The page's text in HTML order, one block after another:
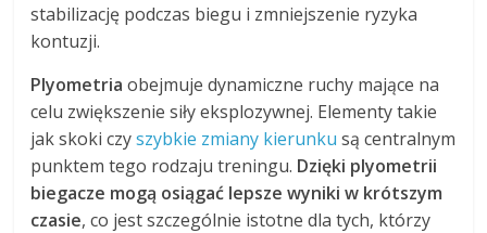
stabilizację podczas biegu i zmniejszenie ryzyka
kontuzji.
Plyometria obejmuje dynamiczne ruchy mające na
celu zwiększenie siły eksplozywnej. Elementy takie
jak skoki czyszybkie zmiany kierunku są centralnym
punktem tego rodzaju treningu. Dzięki plyometrii
biegacze mogą osiągać lepsze wyniki w krótszym
czasie, co jest szczególnie istotne dla tych, którzy